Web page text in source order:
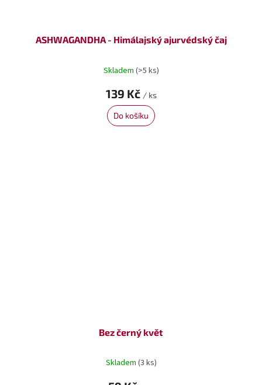
ASHWAGANDHA - Himálajský ajurvédský čaj
Skladem (>5 ks)
139 Kč / ks
Do košíku
Bez černý květ
Skladem (3 ks)